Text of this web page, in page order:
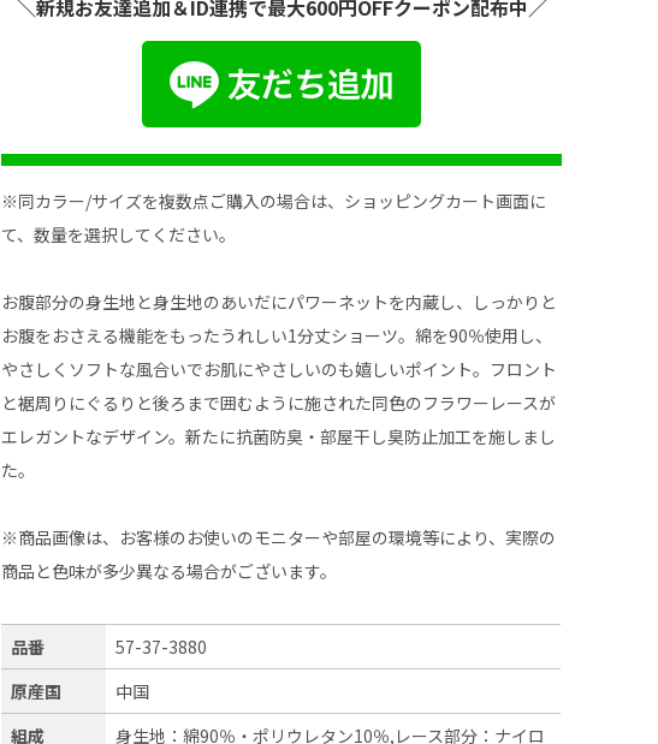
＼新規お友達追加＆ID連携で最大600円OFFクーポン配布中／
※同カラー/サイズを複数点ご購入の場合は、ショッピングカート画面に
て、数量を選択してください。
お腹部分の身生地と身生地のあいだにパワーネットを内蔵し、しっかりと
お腹をおさえる機能をもったうれしい1分丈ショーツ。綿を90％使用し、
やさしくソフトな風合いでお肌にやさしいのも嬉しいポイント。フロント
と裾周りにぐるりと後ろまで囲むように施された同色のフラワーレースが
エレガントなデザイン。新たに抗菌防臭・部屋干し臭防止加工を施しまし
た。
※商品画像は、お客様のお使いのモニターや部屋の環境等により、実際の
商品と色味が多少異なる場合がございます。
品番
57-37-3880
原産国
中国
組成
身生地：綿90％・ポリウレタン10％,レース部分：ナイロ